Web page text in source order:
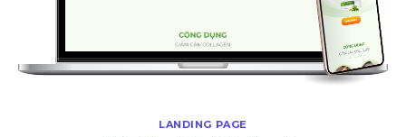
LANDING PAGE